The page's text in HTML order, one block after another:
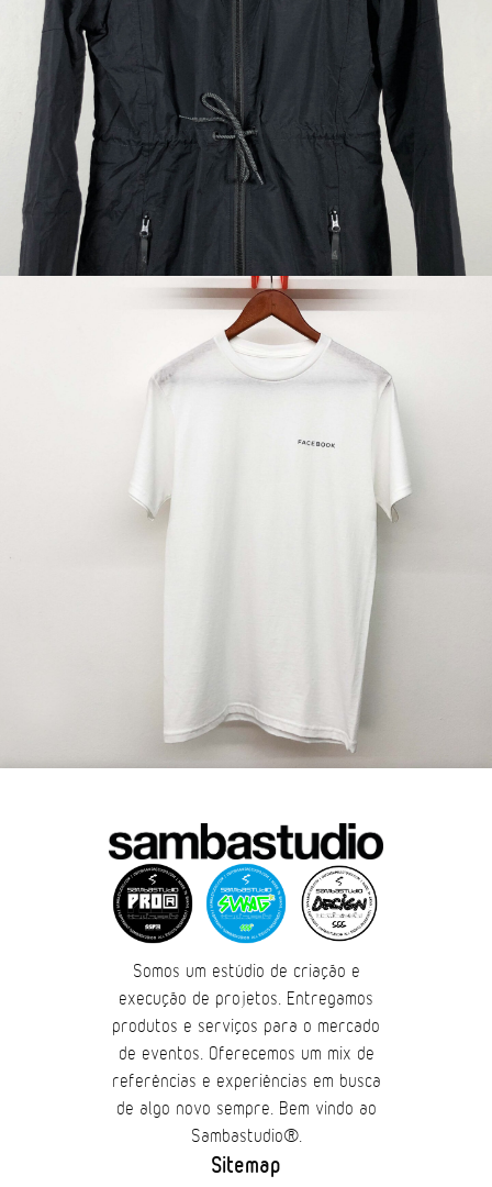
Somos um estúdio de criação e
execução de projetos. Entregamos
produtos e serviços para o mercado
de eventos. Oferecemos um mix de
referências e experiências em busca
de algo novo sempre. Bem vindo ao
Sambastudio®.
Sitemap